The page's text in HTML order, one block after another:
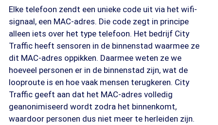
Elke telefoon zendt een unieke code uit via het wifi-
signaal, een MAC-adres. Die code zegt in principe
alleen iets over het type telefoon. Het bedrijf City
Traffic heeft sensoren in de binnenstad waarmee ze
dit MAC-adres oppikken. Daarmee weten ze we
hoeveel personen er in de binnenstad zijn, wat de
looproute is en hoe vaak mensen terugkeren. City
Traffic geeft aan dat het MAC-adres volledig
geanonimiseerd wordt zodra het binnenkomt,
waardoor personen dus niet meer te herleiden zijn.